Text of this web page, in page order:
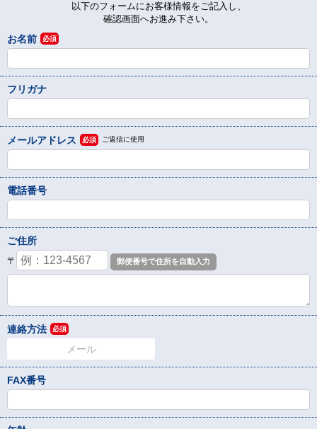
以下のフォームにお客様情報をご記入し、
確認画面へお進み下さい。
お名前 必須
フリガナ
メールアドレス 必須 ご返信に使用
電話番号
ご住所
〒
連絡方法 必須
メール
FAX番号